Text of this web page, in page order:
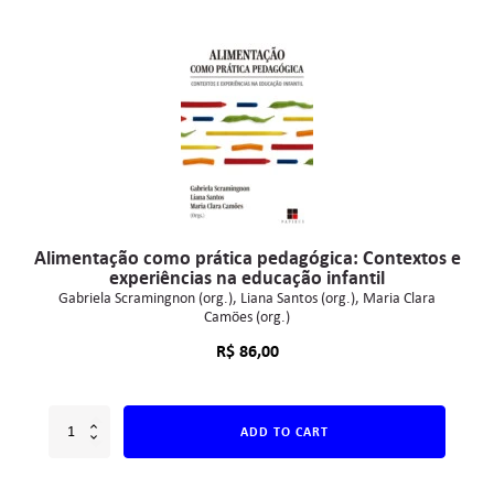
Alimentação como prática pedagógica: Contextos e
experiências na educação infantil
Gabriela Scramingnon (org.) Liana Santos (org.) Maria Clara
Camões (org.)
R$86,00
ADD TO CART